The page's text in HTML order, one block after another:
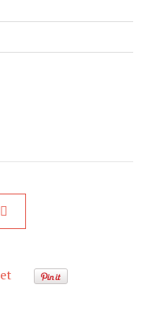
Minimennesker på